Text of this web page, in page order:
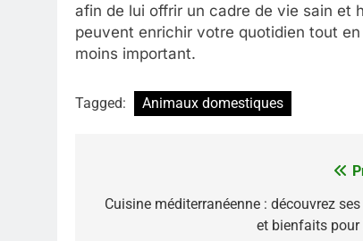
afin de lui offrir un cadre de vie sain et
peuvent enrichir votre quotidien tout
moins important.
Tagged: Animaux domestiques
de
Cuisine méditerranéenne : découvrez
et bienfaits pour